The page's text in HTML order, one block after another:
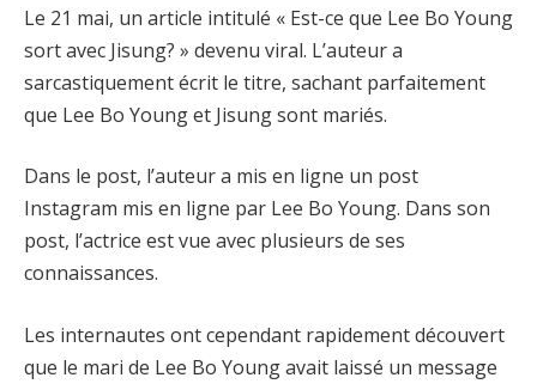
Le 21 mai, un article intitulé « Est-ce que Lee Bo Young
sort avec Jisung? » devenu viral. L’auteur a
sarcastiquement écrit le titre, sachant parfaitement
que Lee Bo Young et Jisung sont mariés.
Dans le post, l’auteur a mis en ligne un post
Instagram mis en ligne par Lee Bo Young. Dans son
post, l’actrice est vue avec plusieurs de ses
connaissances.
Les internautes ont cependant rapidement découvert
que le mari de Lee Bo Young avait laissé un message